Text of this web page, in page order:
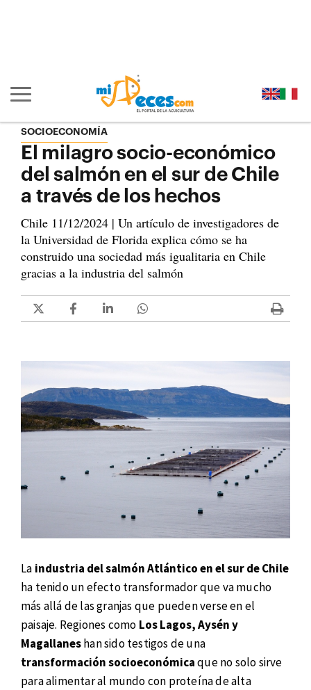
Mostrar/ocultar navegación principal
SOCIOECONOMÍA
El milagro socio-económico
del salmón en el sur de Chile
a través de los hechos
Chile 11/12/2024 | Un artículo de investigadores de
la Universidad de Florida explica cómo se ha
construido una sociedad más igualitaria en Chile
gracias a la industria del salmón
La industria del salmón Atlántico en el sur de Chile
ha tenido un efecto transformador que va mucho
más allá de las granjas que pueden verse en el
paisaje. Regiones como Los Lagos, Aysén y
Magallaneshan sido testigos de una
transformación socioeconómicaque no solo sirve
para alimentar al mundo con proteína de alta